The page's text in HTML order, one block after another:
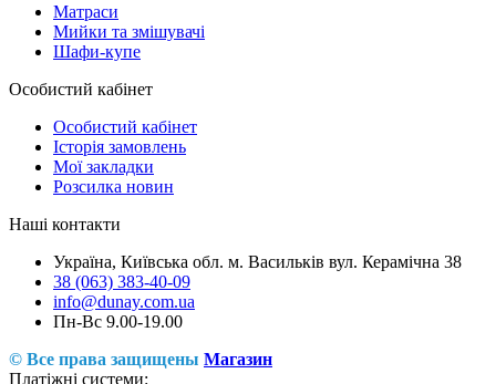
Матраси
Мийки та змішувачі
Шафи-купе
Особистий кабінет
Особистий кабінет
Історія замовлень
Мої закладки
Розсилка новин
Наші контакти
Україна, Київська обл. м. Васильків вул. Керамічна 38
38 (063) 383-40-09
info@dunay.com.ua
Пн-Вс 9.00-19.00
© Все права защищены Магазин
Платіжні системи: